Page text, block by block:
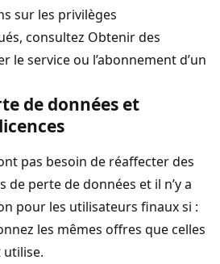
sur les privilèges
consultez Obtenir des
service ou l’abonnement d’un
de données et
pas besoin de réaffecter des
de perte de données et il n’y a
pour les utilisateurs finaux si :
les mêmes offres que celles